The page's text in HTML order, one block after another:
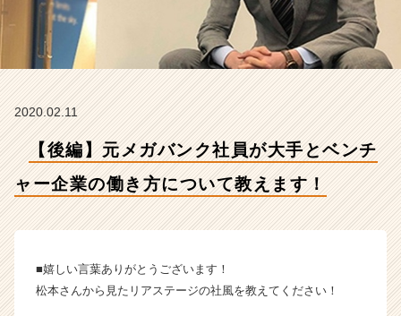
に
え
ま
す！
式
社
H
2020.02.11
【後編】元メガバンク社員が大手とベンチ
ャー企業の働き方について教えます！
■嬉しい言葉ありがとうございます！
松本さんから見たリアステージの社風を教えてください！